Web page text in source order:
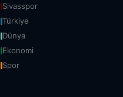
Sivasspor
Türkiye
Dünya
Ekonomi
Spor